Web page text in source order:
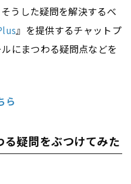
うした疑問を解決するべ
』を提供するチャットプ
にまつわる疑問点などを
ら
疑問をぶつけてみた